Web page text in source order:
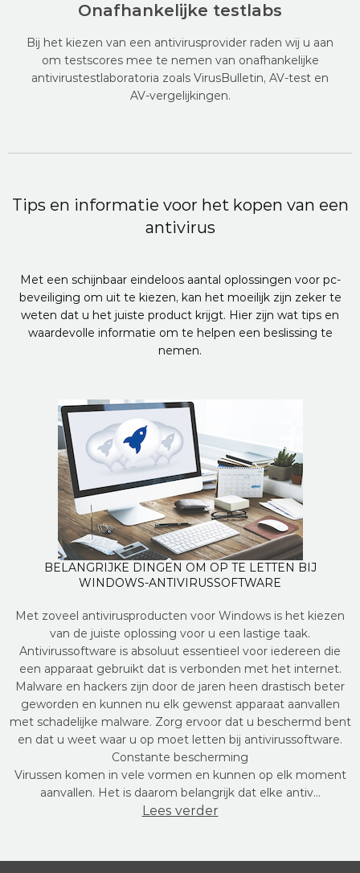
Onafhankelijke testlabs
Bij het kiezen van een antivirusprovider raden wij u aan
om testscores mee te nemen van onafhankelijke
antivirustestlaboratoria zoals VirusBulletin, AV-test en
AV-vergelijkingen.
Tips en informatie voor het kopen van een
antivirus
Met een schijnbaar eindeloos aantal oplossingen voor pc-
beveiliging om uit te kiezen, kan het moeilijk zijn zeker te
weten dat u het juiste product krijgt. Hier zijn wat tips en
waardevolle informatie om te helpen een beslissing te
nemen.
BELANGRIJKE DINGEN OM OP TE LETTEN BIJ
WINDOWS-ANTIVIRUSSOFTWARE
Met zoveel antivirusproducten voor Windows is het kiezen
van de juiste oplossing voor u een lastige taak.
Antivirussoftware is absoluut essentieel voor iedereen die
een apparaat gebruikt dat is verbonden met het internet.
Malware en hackers zijn door de jaren heen drastisch beter
geworden en kunnen nu elk gewenst apparaat aanvallen
met schadelijke malware. Zorg ervoor dat u beschermd bent
en dat u weet waar u op moet letten bij antivirussoftware.
Constante bescherming
Virussen komen in vele vormen en kunnen op elk moment
aanvallen. Het is daarom belangrijk dat elke antiv…
Lees verder